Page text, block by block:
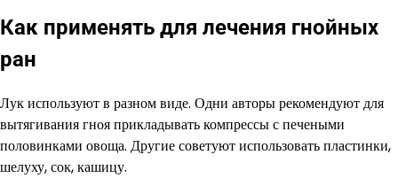
Как применять для лечения гнойных
ран
Лук используют в разном виде. Одни авторы рекомендуют для
вытягивания гноя прикладывать компрессы с печеными
половинками овоща. Другие советуют использовать пластинки,
шелуху, сок, кашицу.